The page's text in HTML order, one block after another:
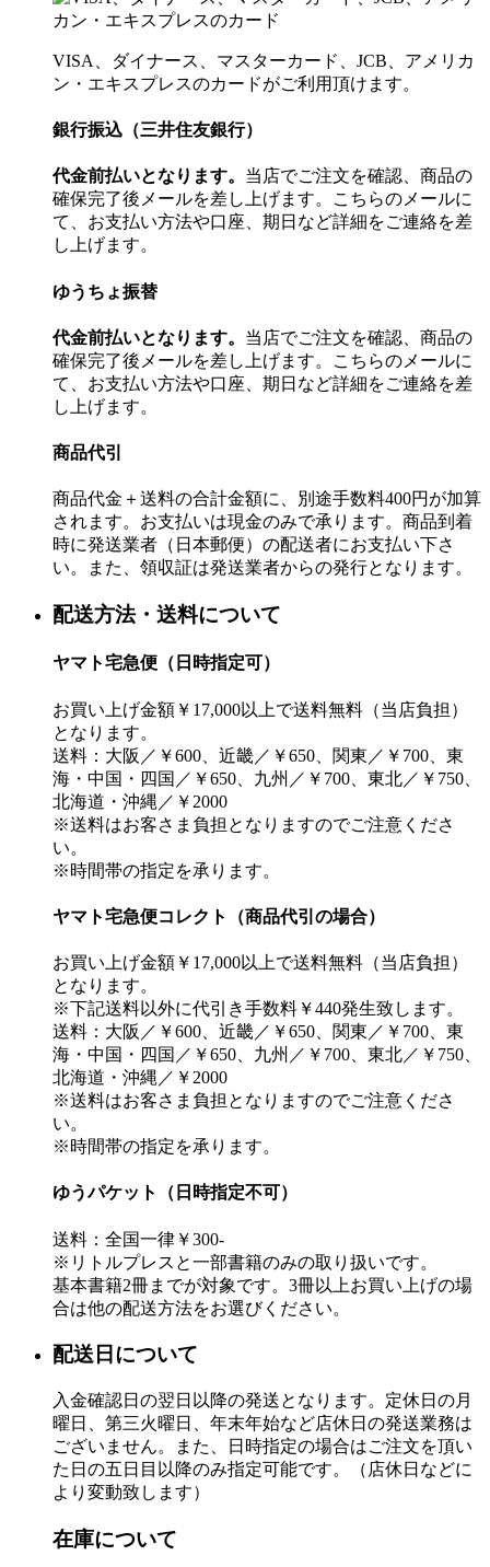
VISA、ダイナース、マスターカード、JCB、アメリカ
ン・エキスプレスのカードがご利用頂けます。
銀行振込（三井住友銀行）
代金前払いとなります。 当店でご注文を確認、商品の
確保完了後メールを差し上げます。こちらのメールに
て、お支払い方法や口座、期日など詳細をご連絡を差
し上げます。
ゆうちょ振替
代金前払いとなります。 当店でご注文を確認、商品の
確保完了後メールを差し上げます。こちらのメールに
て、お支払い方法や口座、期日など詳細をご連絡を差
し上げます。
商品代引
商品代金＋送料の合計金額に、別途手数料400円が加算
されます。お支払いは現金のみで承ります。商品到着
時に発送業者（日本郵便）の配送者にお支払い下さ
い。また、領収証は発送業者からの発行となります。
配送方法・送料について
ヤマト宅急便（日時指定可）
お買い上げ金額￥17,000以上で送料無料（当店負担）
となります。
送料：大阪／￥600、近畿／￥650、関東／￥700、東
海・中国・四国／￥650、九州／￥700、東北／￥750、
北海道・沖縄／￥2000
※送料はお客さま負担となりますのでご注意くださ
い。
※時間帯の指定を承ります。
ヤマト宅急便コレクト（商品代引の場合）
お買い上げ金額￥17,000以上で送料無料（当店負担）
となります。
※下記送料以外に代引き手数料￥440発生致します。
送料：大阪／￥600、近畿／￥650、関東／￥700、東
海・中国・四国／￥650、九州／￥700、東北／￥750、
北海道・沖縄／￥2000
※送料はお客さま負担となりますのでご注意くださ
い。
※時間帯の指定を承ります。
ゆうパケット（日時指定不可）
送料：全国一律￥300-
※リトルプレスと一部書籍のみの取り扱いです。
基本書籍2冊までが対象です。3冊以上お買い上げの場
合は他の配送方法をお選びください。
配送日について
入金確認日の翌日以降の発送となります。定休日の月
曜日、第三火曜日、年末年始など店休日の発送業務は
ございません。また、日時指定の場合はご注文を頂い
た日の五日目以降のみ指定可能です。（店休日などに
より変動致します）
在庫について